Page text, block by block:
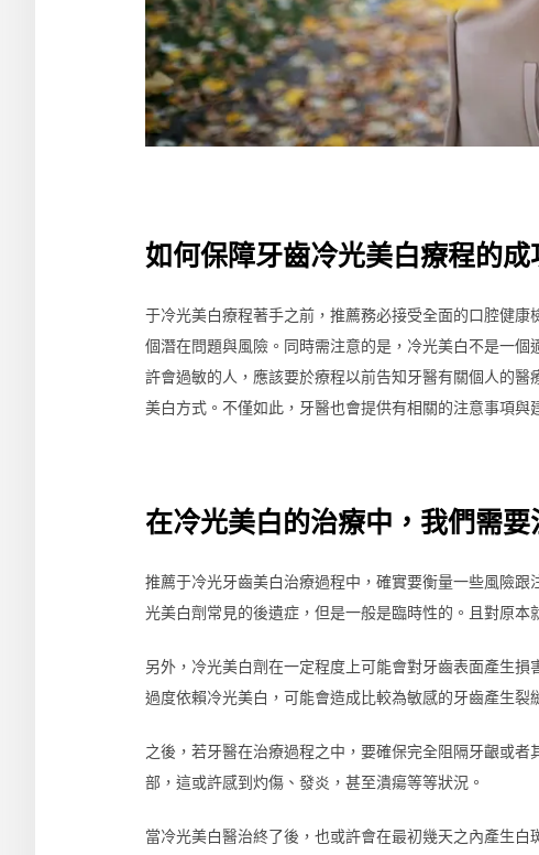
如何保障牙齒冷光美白療程的成
于冷光美白療程著手之前，推薦務必接受全面的口腔健
個潛在問題與風險。同時需注意的是，冷光美白不是一
許會過敏的人，應該要於療程以前告知牙醫有關個人的
美白方式。不僅如此，牙醫也會提供有相關的注意事項與
在冷光美白的治療中，我們需要
推薦于冷光牙齒美白治療過程中，確實要衡量一些風險
光美白劑常見的後遺症，但是一般是臨時性的。且對原
另外，冷光美白劑在一定程度上可能會對牙齒表面產生
過度依賴冷光美白，可能會造成比較為敏感的牙齒產生裂
之後，若牙醫在治療過程之中，要確保完全阻隔牙齦或
部，這或許感到灼傷、發炎，甚至潰瘍等等狀況。
當冷光美白醫治終了後，也或許會在最初幾天之內產生